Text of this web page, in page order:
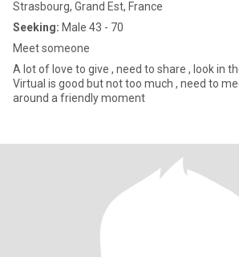
Strasbourg, Grand Est, France
Seeking: Male 43 - 70
Meet someone
A lot of love to give , need to share , look in
Virtual is good but not too much , need to
around a friendly moment